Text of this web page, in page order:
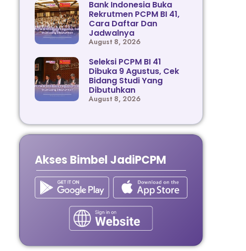
Bank Indonesia Buka
Rekrutmen PCPM BI 41,
Cara Daftar Dan
Jadwalnya
August 8, 2026
Seleksi PCPM BI 41
Dibuka 9 Agustus, Cek
Bidang Studi Yang
Dibutuhkan
August 8, 2026
Akses Bimbel JadiPCPM